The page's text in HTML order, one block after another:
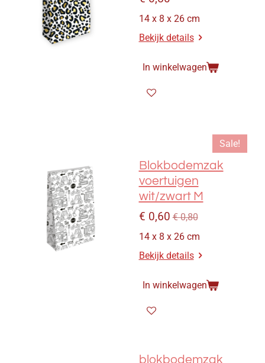
14 x 8 x 26 cm
Bekijk details
In winkelwagen
Sale!
Blokbodemzak
voertuigen
wit/zwart M
€ 0,60 € 0,80
14 x 8 x 26 cm
Bekijk details
In winkelwagen
blokbodemzak